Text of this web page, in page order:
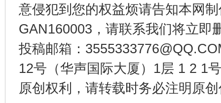
意侵犯到您的权益烦请告知本网
GAN160003，请联系我们将立即
投稿邮箱：
12号（华声国际大厦）1层 1 2 1
原创权利，请转载时务必注明原
千年窑火 生生不息